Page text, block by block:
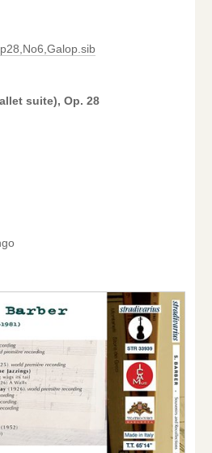
suite), Op. 28